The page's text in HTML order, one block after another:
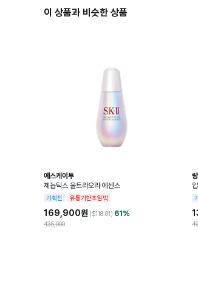
이 상품과 비슷한 상품
에스케이투
제놉틱스 울트라오라 에센스
기획전 유통기한초임박
169,900원 ($118.81) 61 %
435,000